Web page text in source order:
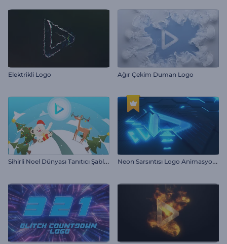
Elektrikli Logo Ağır Çekim Duman Logo
S
ihirli Noel Dünyası Tanıtıcı Şablonu N
eon Sarsıntısı Logo Animasyonu